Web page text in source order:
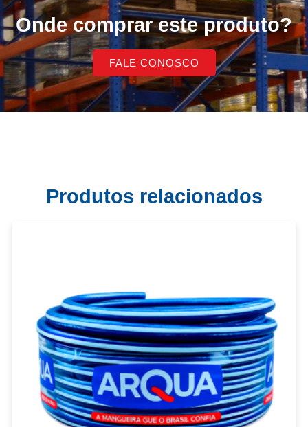
Onde comprar este produto?
FALE CONOSCO
Produtos relacionados